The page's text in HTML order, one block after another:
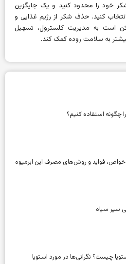
خود را محدود کنید و یک جایگزین
کنید. حذف شکر از رژیم غذایی و
است به مدیریت کلسترول، تسهیل
به سلامت روده کمک کند.
چگونه استفاده کنیم؟
فواید و روش‌های مصرف این ابرمیوه
سیر سیاه
چیست؟ نگرانی‌ها در مورد استویا